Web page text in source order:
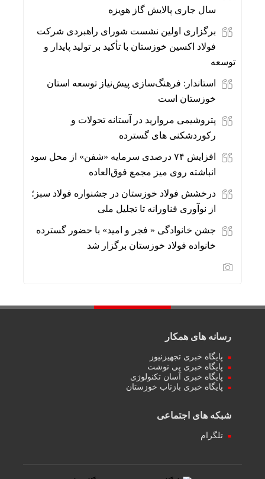
سال جاری پالایش گاز هویزه
برگزاری اولین نشست شورای راهبردی شرکت
فولاد اکسین خوزستان با تأکید بر تولید پایدار و
توسعه
استاندار: فرهنگ‌سازی پیش‌نیاز توسعه استان
خوزستان است
پتروشیمی مروارید در آستانه تحولات و
رکوردشکنی های گسترده
افزایش ۷۴ درصدی سرمایه «شفن» از محل سود
انباشته روی میز مجمع فوق‌العاده
درخشش فولاد خوزستان در جشنواره فولاد سبز؛
از نوآوری فناورانه تا تجلیل ملی
جشن خانوادگی « فجر و امید» با حضور گسترده
خانواده فولاد خوزستان برگزار شد
رسانه های همکار
پایگاه خبری تجهیزنیوز
پایگاه خبری پی نوشت
پایگاه خبری آسان تکنولوژی
پایگاه خبری بازتاب خوزستان
شبکه های اجتماعی
تلگرام